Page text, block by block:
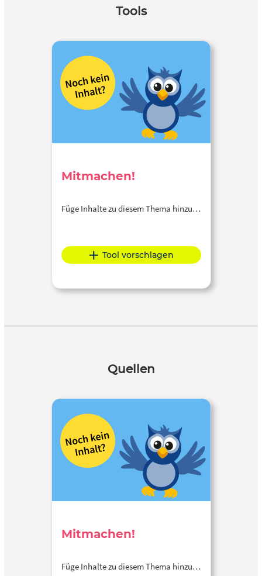
Tools
Mitmachen!
Füge Inhalte zu diesem Thema hinzu…
Tool vorschlagen
Quellen
Mitmachen!
Füge Inhalte zu diesem Thema hinzu…